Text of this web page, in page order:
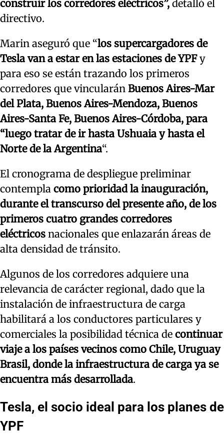
construir los corredores eléctricos”, detalló el
directivo.
Marin aseguró que “los supercargadores de
Tesla van a estar en las estaciones de YPFy
para eso se están trazando los primeros
corredores que vincularán Buenos Aires-Mar
del Plata, Buenos Aires-Mendoza, Buenos
Aires-Santa Fe, Buenos Aires-Córdoba, para
“luego tratar de ir hasta Ushuaia y hasta el
Norte de la Argentina“.
El cronograma de despliegue preliminar
contempla como prioridad la inauguración,
durante el transcurso del presente año, de los
primeros cuatro grandes corredores
eléctricos nacionales que enlazarán áreas de
alta densidad de tránsito.
Algunos de los corredores adquiere una
relevancia de carácter regional, dado que la
instalación de infraestructura de carga
habilitará a los conductores particulares y
comerciales la posibilidad técnica de continuar
viaje a los países vecinos como Chile, Uruguay
Brasil, donde la infraestructura de carga ya se
encuentra más desarrollada.
Tesla, el socio ideal para los planes de
YPF